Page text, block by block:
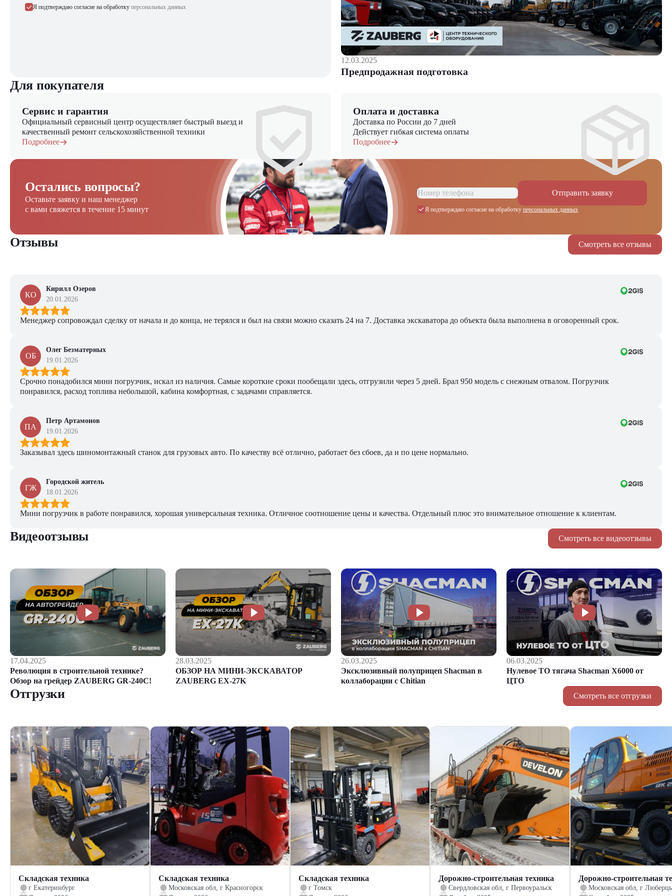
Я подтверждаю согласие на обработку персональных данных
12.03.2025
Предпродажная подготовка
Для покупателя
Сервис и гарантия
Официальный сервисный центр осуществляет быстрый выезд и
качественный ремонт сельскохозяйственной техники
Подробнее
Оплата и доставка
Доставка по России до 7 дней
Действует гибкая система оплаты
Подробнее
Остались вопросы?
Оставьте заявку и наш менеджер
с вами свяжется в течение 15 минут
Отправить заявку
Я подтверждаю согласие на обработку персональных данных
Смотреть все отзывы
Отзывы
КО
Кирилл Озеров
20.01.2026
Менеджер сопровождал сделку от начала и до конца, не терялся и был на связи можно сказать 24 на 7. Доставка экскаватора до объекта была выполнена в оговоренный срок.
ОБ
Олег Безматерных
19.01.2026
Срочно понадобился мини погрузчик, искал из наличия. Самые короткие сроки пообещали здесь, отгрузили через 5 дней. Брал 950 модель с снежным отвалом. Погрузчик
понравился, расход топлива небольшой, кабина комфортная, с задачами справляется.
ПА
Петр Артамонов
19.01.2026
Заказывал здесь шиномонтажный станок для грузовых авто. По качеству всё отлично, работает без сбоев, да и по цене нормально.
ГЖ
Городской житель
18.01.2026
Мини погрузчик в работе понравился, хорошая универсальная техника. Отличное соотношение цены и качества. Отдельный плюс это внимательное отношение к клиентам.
Смотреть все видеоотзывы
Видеоотзывы
17.04.2025
Революция в строительной технике?
Обзор на грейдер ZAUBERG GR-240C!
28.03.2025
ОБЗОР НА МИНИ-ЭКСКАВАТОР
ZAUBERG EX-27K
26.03.2025
Эксклюзивный полуприцеп Shacman в
коллаборации с Chitian
06.03.2025
Нулевое ТО тягача Shacman Х6000 от
ЦТО
Смотреть все отгрузки
Отгрузки
Складская техника
г Екатеринбург
Складская техника
Московская обл, г Красногорск
Складская техника
г Томск
Дорожно-строительная техника
Свердловская обл, г Первоуральск
Дорожно-строительная
Московская обл, г